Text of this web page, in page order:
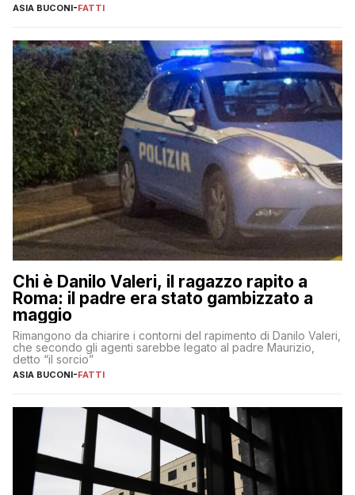
ASIA BUCONI-FATTI
Chi è Danilo Valeri, il ragazzo rapito a
Roma: il padre era stato gambizzato a
maggio
Rimangono da chiarire i contorni del rapimento di Danilo Valeri,
che secondo gli agenti sarebbe legato al padre Maurizio,
detto “il sorcio”
ASIA BUCONI-FATTI